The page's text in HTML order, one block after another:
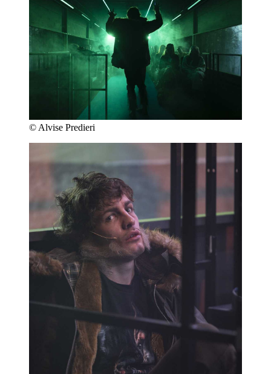
© Alvise Predieri